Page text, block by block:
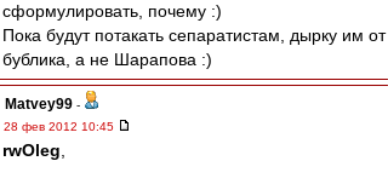
сформулировать, почему :)
Пока будут потакать сепаратистам, дырку им от
бублика, а не Шарапова :)
Matvey99 -
28 фев 2012 10:45
rwOleg